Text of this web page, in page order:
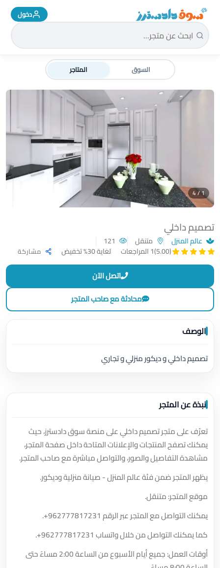
سوق دادسترز الرئيسية دخول
السوق المتاجر
تصميم داخلي
عالم المنزل متنقل
(5.00)
1 المراجعات لغاية 30% تخفيض مشاركة
1 / 4
اتصل الآن
محادثة مع صاحب المتجر
الوصف
تصميم داخلي و ديكور منزلي و تجاري
نبذة عن المتجر
تعرّف على متجر تصميم داخلي على منصة سوق دادسترز، حيث
يمكنك تصفح المنتجات والإعلانات المتاحة داخل صفحة المتجر،
مشاهدة التفاصيل والصور، والتواصل مباشرة مع صاحب المتجر.
يظهر المتجر ضمن فئة عالم المنزل - صيانة منزلية وديكور.
موقع المتجر: متنقل.
يمكنك التواصل مع المتجر عبر الرقم +962777817231
.
كما يمكنك التواصل من خلال واتساب +962777817231
.
أوقات العمل: جميع أيام الأسبوع من الساعة 2:00 مساءً حتى